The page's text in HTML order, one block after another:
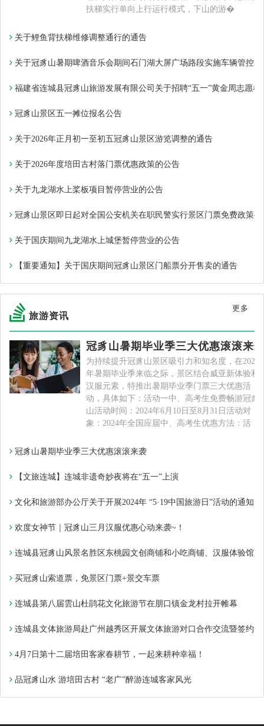
扶梯实行单向上行运行模式，下山的游�
关于鲤鱼背扶梯维修调整通行的通告
关于冠豸山暑期啤酒音乐会期间石门湖大屏广场路段实施车辆管控的
福建省连城县冠豸山旅游发展有限公司关于招聘“五一”黄金周志愿者
冠豸山景区五一摊位报名公告​
关于2026年正月初一至初五冠豸山景区游览调整的通告
关于2026年度培田古村落门票优惠政策的公告
关于九龙湖水上桨板项目暂停营业的公告
冠豸山景区即日起对全国公安机关在职民警实行景区门票免费政策~
关于国庆期间九龙湖水上城堡暂停营业的公告
【重要通知】关于国庆期间冠豸山景区门船票分开售卖的通告
旅游资讯
更多
冠豸山暑期毕业季三大优惠滚滚来
为持续提升冠豸山景区吸引力和知名度，在2024
年暑期毕业季来临之际，景区结合威亚新体验和
汉服元素，特推出暑期毕业季门票三大优惠活
动，具体如下：活动一中、高考生免费畅游冠豸
山活动时间：2024年6月10日至8月31日活动对
象：2024年全国应届中、高考生优惠方法：活
冠豸山暑期毕业季三大优惠滚滚来袭
【文旅连城】连城非遗奇妙夜将在“五一”上演
文化和旅游部办公厅关于开展2024年 “5·19中国旅游日”活动的通知
欢度女神节｜冠豸山三月汉服优惠心动来袭~！
连城县冠豸山风景名胜区东桃园文创商铺和小吃商铺、汉服体验馆
买冠豸山索道票，免景区门票+景交车票
连城县第八届雲山杜鹃花文化旅游节在朋口镇金龙村拉开帷幕
连城县文体旅游局赴广州越秀区开展文体旅游对口合作交流暨签约活
4月7日第十二届培田客家春耕节，一起来耕种幸福！
品冠豸山水 游培田古村 “老广”醉游连城客家风光